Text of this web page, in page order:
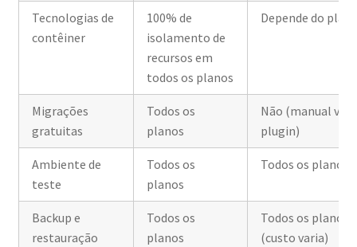
Tecnologias de
contêiner
100% de
isolamento de
recursos em
todos os planos
Depende do
Migrações
gratuitas
Todos os
planos
Não (manual via
plugin)
Ambiente de
teste
Todos os
planos
Todos os planos
Backup e
restauração
Todos os
planos
Todos os planos
(custo varia)